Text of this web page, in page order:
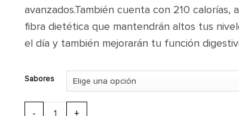
avanzados.También cuenta con 210 calorías,
fibra dietética que mantendrán altos tus
el día y también mejorarán tu función
Sabores
COMBAT CRUNCH BAR BOX cantidad